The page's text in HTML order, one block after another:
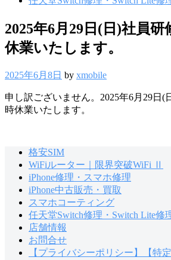
2025年6月29日(日)社員
休業いたします。
2025年6月8日 by xmobile
申し訳ございません。2025年6月29日(
時休業いたします。
格安SIM
WiFiルーター｜限界突破WiFi Ⅱ
iPhone修理・スマホ修理
iPhone中古販売・買取
スマホコーティング
任天堂Switch修理・Switch Lite修
店舗情報
お問合せ
【プライバシーポリシー】【特